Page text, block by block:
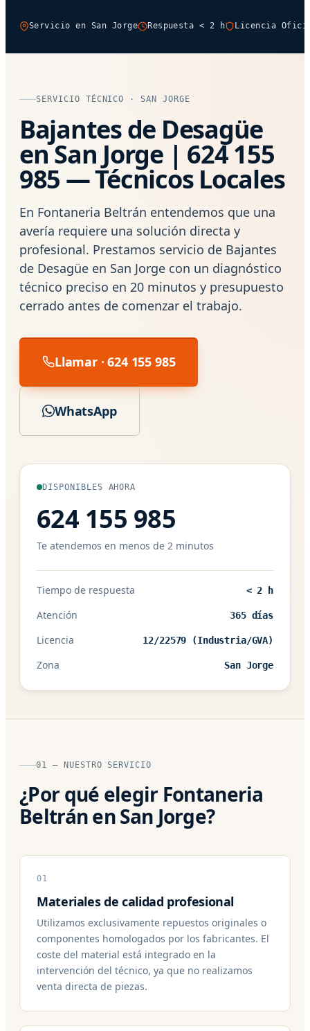
Servicio en San Jorge Respuesta < 2 h Licencia
SERVICIO TÉCNICO · SAN JORGE
Bajantes de Desagüe
en San Jorge | 624 155
985 — Técnicos Locales
En Fontaneria Beltrán entendemos que una
avería requiere una solución directa y
profesional. Prestamos servicio de Bajantes
de Desagüe en San Jorge con un diagnóstico
técnico preciso en 20 minutos y presupuesto
cerrado antes de comenzar el trabajo.
Llamar · 624 155 985
WhatsApp
DISPONIBLES AHORA
624 155 985
Te atendemos en menos de 2 minutos
Tiempo de respuesta < 2 h
Atención 365 días
Licencia 12/22579 (Industria/GVA)
Zona San Jorge
01 — NUESTRO SERVICIO
¿Por qué elegir Fontaneria
Beltrán en San Jorge?
01
Materiales de calidad profesional
Utilizamos exclusivamente repuestos originales o
componentes homologados por los fabricantes. El
coste del material está integrado en la
intervención del técnico, ya que no realizamos
venta directa de piezas.